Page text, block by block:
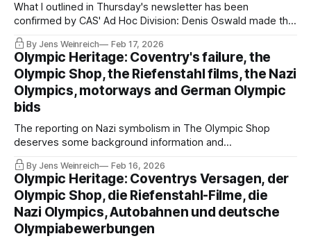
What I outlined in Thursday's newsletter has been
confirmed by CAS' Ad Hoc Division: Denis Oswald made the
decision on Wednesday on behalf of the IOC Disciplinary
Commission. The IBSF jury was instructed to act in
accordance with IOC guidelines. The next day, the IOC
pulled off its deception again.
By Jens Weinreich Feb 17, 2026
Olympic Heritage: Coventry's failure, the
Olympic Shop, the Riefenstahl films, the Nazi
Olympics, motorways and German Olympic
bids
The reporting on Nazi symbolism in The Olympic Shop
deserves some background information and
documentation. So here is a story about how the IOC
basically blackmailed (German) Olympic bidders and how
much money the IOC Group paid for the 1936 Olympic films
financed by Joseph Goebbels.
By Jens Weinreich Feb 16, 2026
Olympic Heritage: Coventrys Versagen, der
Olympic Shop, die Riefenstahl-Filme, die
Nazi Olympics, Autobahnen und deutsche
Olympiabewerbungen